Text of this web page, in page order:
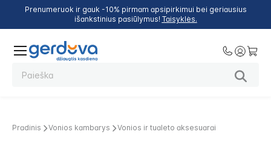
Prenumeruok ir gauk -10% pirmam apsipirkimui bei geriausius
išankstinius pasiūlymus! Taisyklės.
Pradinis Vonios kambarys Vonios ir tualeto aksesuarai